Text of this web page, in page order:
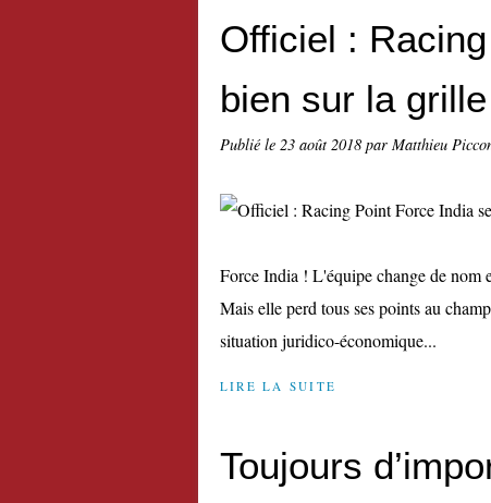
Officiel :
bien sur la
Publié le 23 août 2018 par Matthieu
Force India ! L'équipe change de nom
Mais elle perd tous ses points au
situation juridico-économique...
LIRE LA SUITE
Toujours